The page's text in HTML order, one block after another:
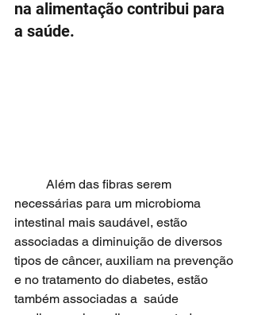
na alimentação contribui para
a saúde.
necessárias para um microbioma
intestinal mais saudável, estão
associadas a diminuição de diversos
tipos de câncer, auxiliam na prevenção
e no tratamento do diabetes, estão
também associadas a  saúde